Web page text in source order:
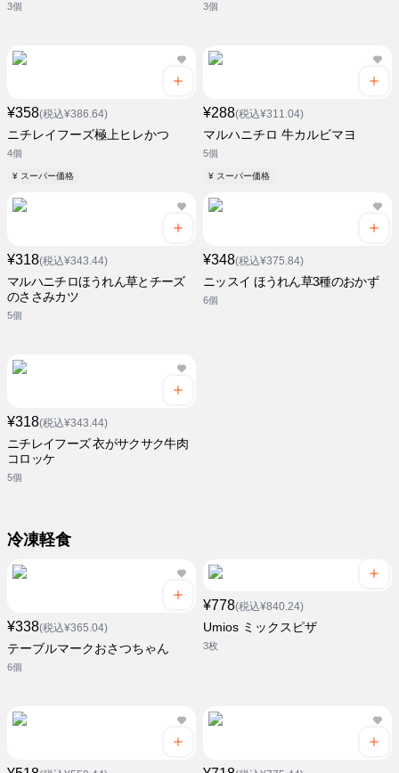
3個 3個
¥358(税込¥386.64)
ニチレイフーズ極上ヒレかつ
4個
¥ スーパー価格
¥288(税込¥311.04)
マルハニチロ 牛カルビマヨ
5個
¥ スーパー価格
¥318(税込¥343.44)
マルハニチロほうれん草とチーズ
のささみカツ
5個
¥348(税込¥375.84)
ニッスイ ほうれん草3種のおかず
6個
¥318(税込¥343.44)
ニチレイフーズ 衣がサクサク牛肉
コロッケ
5個
冷凍軽食
¥338(税込¥365.04)
テーブルマークおさつちゃん
6個
¥778(税込¥840.24)
Umios ミックスピザ
3枚